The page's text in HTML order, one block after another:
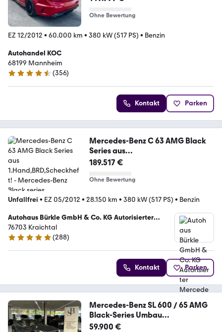
Ohne Bewertung
EZ 12/2012 • 60.000 km • 380 kW (517 PS) • Benzin
Autohandel KOC
68199 Mannheim
4.7 Sterne
(356)
Kontakt Parken
Mercedes-Benz C 63 AMG Black
Series aus
1.Hand,BRD,Scheckheft!
189.517 €
Ohne Bewertung
Unfallfrei • EZ 05/2012 • 28.150 km • 380 kW (517 PS) • Benzin
Autohaus Bürkle GmbH & Co. KG Autorisierter
Mercedes-Benz Verkauf&Service
76703 Kraichtal
4.9 Sterne
(288)
Kontakt Parken
Mercedes-Benz SL 600 / 65 AMG
Black-Series Umbau
DESIGNO/20"LM
59.900 €